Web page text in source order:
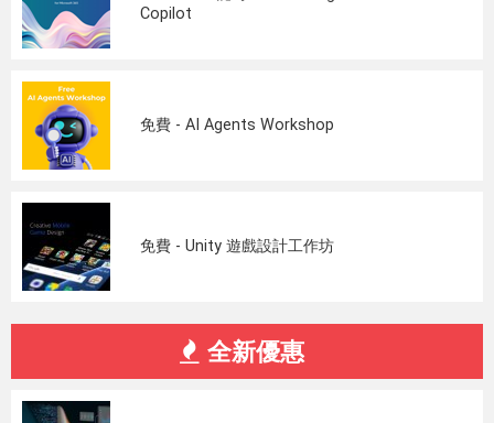
Copilot
免費 - AI Agents Workshop
免費 - Unity 遊戲設計工作坊
全新優惠